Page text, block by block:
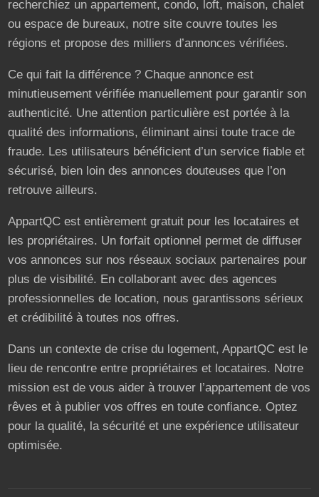
recherchiez un appartement, condo, loft, maison, chalet
ou espace de bureaux, notre site couvre toutes les
régions et propose des milliers d’annonces vérifiées.
Ce qui fait la différence ? Chaque annonce est
minutieusement vérifiée manuellement pour garantir son
authenticité. Une attention particulière est portée à la
qualité des informations, éliminant ainsi toute trace de
fraude. Les utilisateurs bénéficient d’un service fiable et
sécurisé, bien loin des annonces douteuses que l’on
retrouve ailleurs.
AppartQC est entièrement gratuit pour les locataires et
les propriétaires. Un forfait optionnel permet de diffuser
vos annonces sur nos réseaux sociaux partenaires pour
plus de visibilité. En collaborant avec des agences
professionnelles de location, nous garantissons sérieux
et crédibilité à toutes nos offres.
Dans un contexte de crise du logement, AppartQC est le
lieu de rencontre entre propriétaires et locataires. Notre
mission est de vous aider à trouver l’appartement de vos
rêves et à publier vos offres en toute confiance. Optez
pour la qualité, la sécurité et une expérience utilisateur
optimisée.